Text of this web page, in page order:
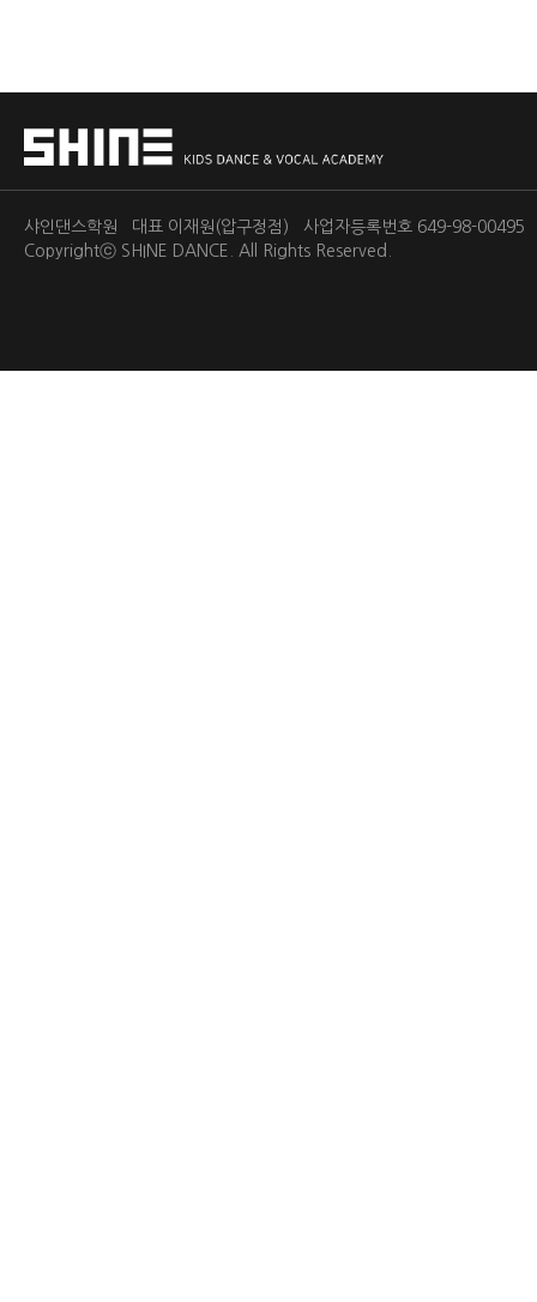
샤인댄스학원 대표 이재원(압구정점) 사업자등록번호 649-98-
Copyrightⓒ SHINE DANCE. All Rights Reserved.